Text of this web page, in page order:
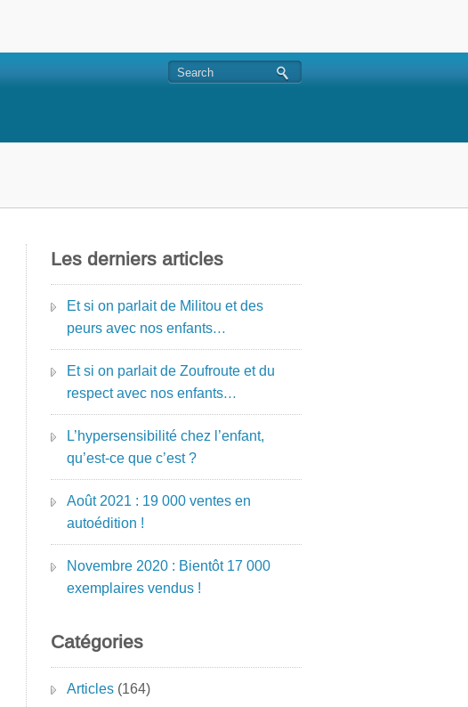
Les derniers articles
Et si on parlait de Militou et des
peurs avec nos enfants…
Et si on parlait de Zoufroute et du
respect avec nos enfants…
L’hypersensibilité chez l’enfant,
qu’est-ce que c’est ?
Août 2021 : 19 000 ventes en
autoédition !
Novembre 2020 : Bientôt 17 000
exemplaires vendus !
Catégories
Articles(164)